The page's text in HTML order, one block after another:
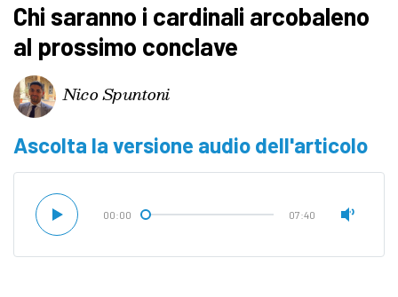
Chi saranno i cardinali arcobaleno
al prossimo conclave
Nico Spuntoni
Ascolta la versione audio dell'articolo
00:00 07:40